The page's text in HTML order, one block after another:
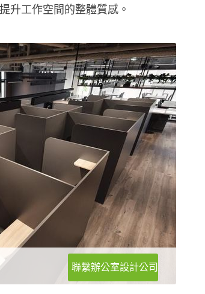
升工作空間的整體質感。
聯繫辦公室設計公司